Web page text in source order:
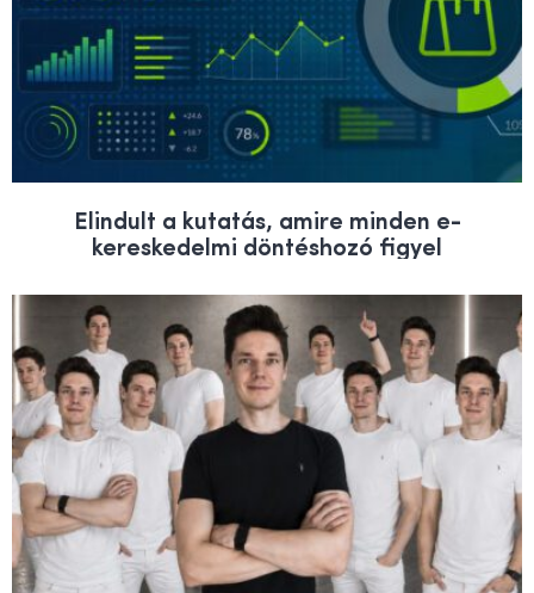
Elindult a kutatás, amire minden e-
kereskedelmi döntéshozó figyel